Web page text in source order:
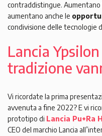
contraddistingue. Aumentano
aumentano anche le
condivisione delle tecnologie
Lancia
tradizione
Vi ricordate la prima
avvenuta a fine 2022? E vi
prototipo di Lancia Pu+Ra
CEO del marchio Lancia